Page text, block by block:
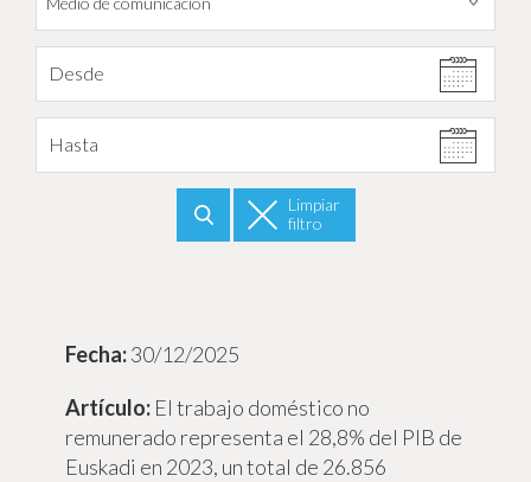
Desde
Hasta
Limpiar
filtro
30/12/2025
El trabajo doméstico no
remunerado representa el 28,8% del PIB de
Euskadi en 2023, un total de 26.856